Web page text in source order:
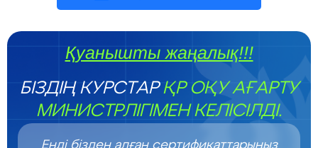
Қуанышты жаңалық!!!
БІЗДІҢ КУРСТАРҚР ОҚУ АҒАРТУ
МИНИСТРЛІГІМЕН КЕЛІСІЛДІ.
Енді бізден алған сертификаттарыңыз